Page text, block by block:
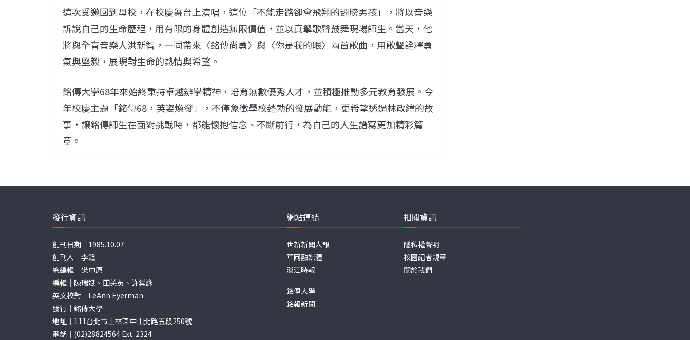
這次受邀回到母校，在校慶舞台上演唱，這位「不能走路卻會飛翔的翅膀男孩」，將以音樂
訴說自己的生命歷程，用有限的身體創造無限價值，並以真摯歌聲鼓舞現場師生。當天，他
將與全盲音樂人洪新智，一同帶來〈銘傳尚勇〉與〈你是我的眼〉兩首歌曲，用歌聲詮釋勇
氣與堅毅，展現對生命的熱情與希望。
銘傳大學68年來始終秉持卓越辦學精神，培育無數優秀人才，並積極推動多元教育發展。今
年校慶主題「銘傳68，英姿煥發」，不僅象徵學校蓬勃的發展動能，更希望透過林政緯的故
事，讓銘傳師生在面對挑戰時，都能懷抱信念、不斷前行，為自己的人生譜寫更加精彩篇
章。
發行資訊
創刊日期｜1985.10.07
創刊人｜李銓
總編輯｜樊中原
編輯｜陳瑞斌、田美英、許棠詠
英文校對｜LeAnn Eyerman
發行｜銘傳大學
地址｜111台北市士林區中山北路五段250號
電話｜(02)28824564 Ext. 2324
網站連結
世新新聞人報
華岡融媒體
淡江時報
銘傳大學
銘報新聞
相關資訊
隱私權聲明
校園記者規章
關於我們